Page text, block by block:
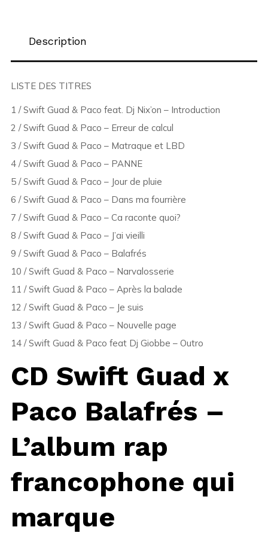
Description
LISTE DES TITRES
1 / Swift Guad & Paco feat. Dj Nix’on – Introduction
2 / Swift Guad & Paco – Erreur de calcul
3 / Swift Guad & Paco – Matraque et LBD
4 / Swift Guad & Paco – PANNE
5 / Swift Guad & Paco – Jour de pluie
6 / Swift Guad & Paco – Dans ma fourrière
7 / Swift Guad & Paco – Ca raconte quoi?
8 / Swift Guad & Paco – J’ai vieilli
9 / Swift Guad & Paco – Balafrés
10 / Swift Guad & Paco – Narvalosserie
11 / Swift Guad & Paco – Après la balade
12 / Swift Guad & Paco – Je suis
13 / Swift Guad & Paco – Nouvelle page
14 / Swift Guad & Paco feat Dj Giobbe – Outro
CD Swift Guad x
Paco Balafrés –
L’album rap
francophone qui
marque